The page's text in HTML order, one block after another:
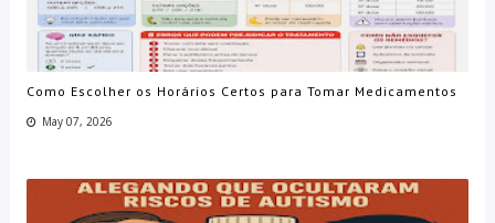
Como Escolher os Horários Certos para Tomar Medicamentos
May 07, 2026